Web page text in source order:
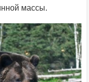
массы.